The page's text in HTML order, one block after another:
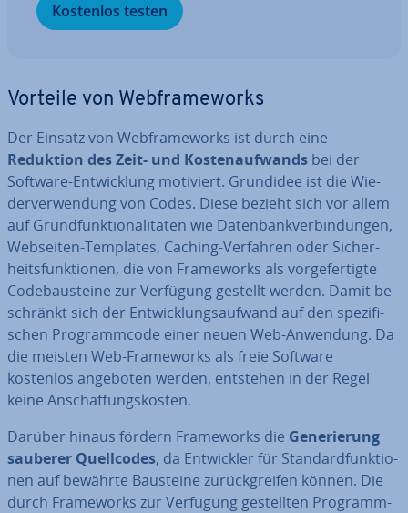
Kostenlos testen
Vorteile von Web­frame­works
Der Einsatz von Web­frame­works ist durch eine
Reduktion des Zeit- und Kos­ten­auf­wands bei der
Software-Ent­wick­lung motiviert. Grundidee ist die Wie­
der­ver­wen­dung von Codes. Diese bezieht sich vor allem
auf Grund­funk­tio­na­li­tä­ten wie Da­ten­bank­ver­bin­dun­gen,
Webseiten-Templates, Caching-Verfahren oder Si­cher­
heits­funk­tio­nen, die von Frame­works als vor­ge­fer­tig­te
Code­bau­stei­ne zur Verfügung gestellt werden. Damit be­
schränkt sich der Ent­wick­lungs­auf­wand auf den spe­zi­fi­
schen Pro­gramm­code einer neuen Web-Anwendung. Da
die meisten Web-Frame­works als freie Software
kostenlos angeboten werden, entstehen in der Regel
keine An­schaf­fungs­kos­ten.
Darüber hinaus fördern Frame­works die Ge­ne­rie­rung
sauberer Quell­codes, da Ent­wick­ler für Stan­dard­funk­tio­
nen auf bewährte Bausteine zu­rück­grei­fen können. Die
durch Frame­works zur Verfügung ge­stell­ten Pro­gramm­